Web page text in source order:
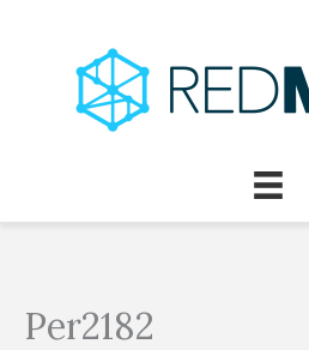
contenido
Per2182